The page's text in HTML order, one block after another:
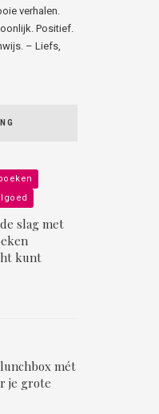
verhalen.
Positief.
– Liefs,
slag met
kunt
mét
je grote